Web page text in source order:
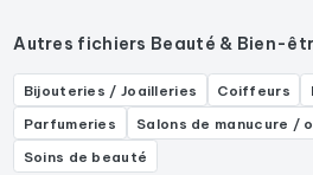
Autres fichiers Beauté & Bien-
Bijouteries / Joailleries Coiffeurs
Parfumeries
Salons de manucure /
Soins de beauté